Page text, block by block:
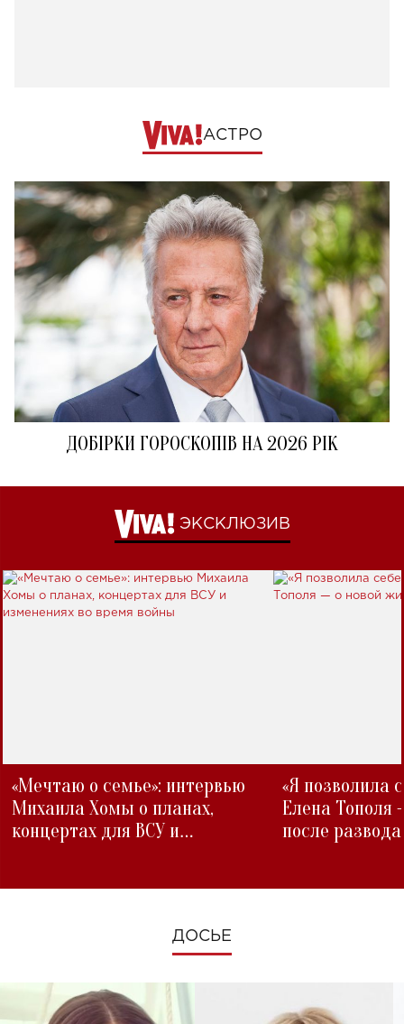
АСТРО
ДОБІРКИ ГОРОСКОПІВ НА 2026 РІК
ЭКСКЛЮЗИВ
«Мечтаю о семье»: интервью
Михаила Хомы о планах,
концертах для ВСУ и
«Я позволила
Елена Тополя
после развода
ДОСЬЕ